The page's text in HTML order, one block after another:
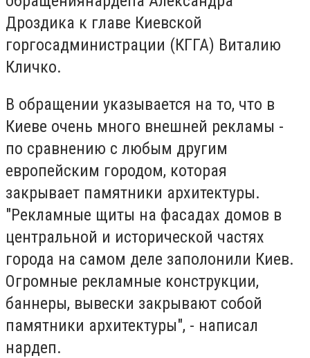
Дроздика к главе Киевской
горгосадминистрации (КГГА) Виталию
Кличко.
В обращении указывается на то, что в
Киеве очень много внешней рекламы -
по сравнению с любым другим
европейским городом, которая
закрывает памятники архитектуры.
"Рекламные щиты на фасадах домов в
центральной и исторической частях
города на самом деле заполонили Киев.
Огромные рекламные конструкции,
баннеры, вывески закрывают собой
памятники архитектуры", - написал
нардеп.